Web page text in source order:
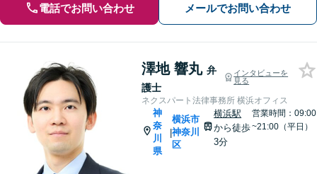
電話でお問い合わせ メールでお問い合わせ
澤地 響丸 弁
護士
インタビューを
見る
ネクスパート法律事務所 横浜オフィス
神
奈
川
県
|
横浜市
神奈川
区
横浜駅
から徒歩
3分
営業時間：09:00
~21:00（平日）